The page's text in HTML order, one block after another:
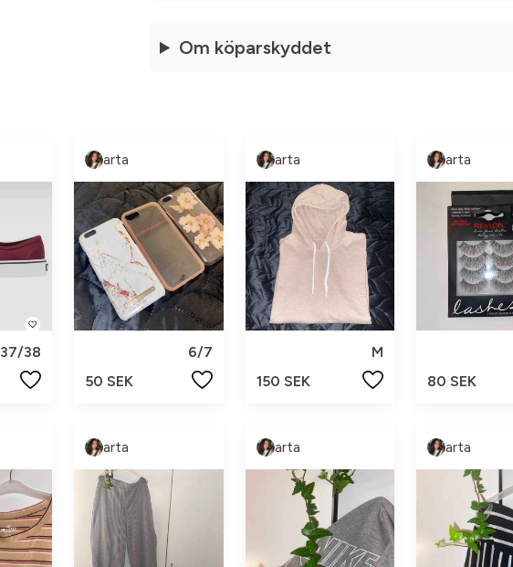
Om köparskyddet
37/38
arta
6/7
50 SEK
arta
M
150 SEK
arta
80 SEK
arta arta arta